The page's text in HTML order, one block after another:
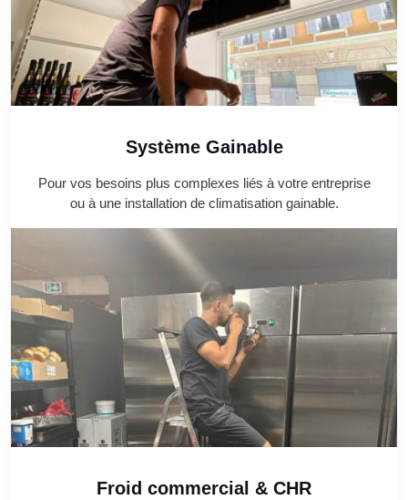
Système Gainable
Pour vos besoins plus complexes liés à votre entreprise
ou à une installation de climatisation gainable.
Froid commercial & CHR